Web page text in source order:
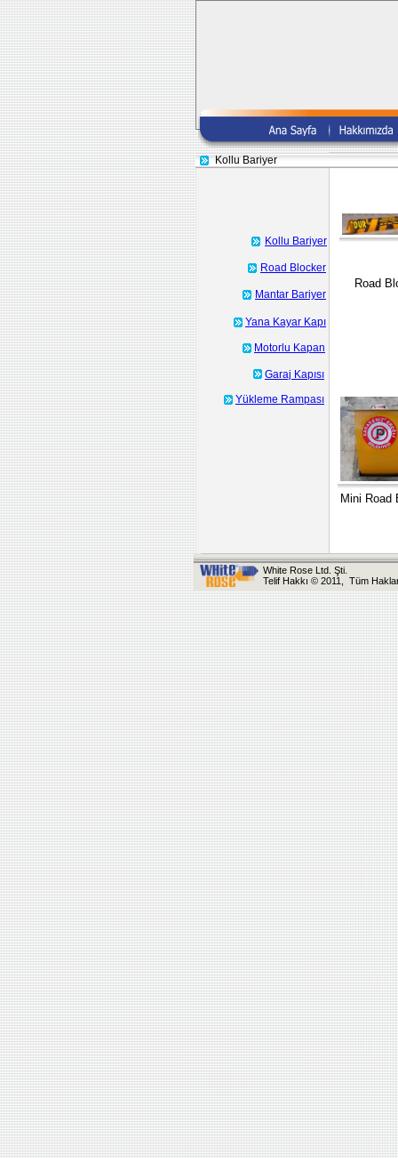
White Rose Ltd. Şti.
Telif Hakkı © 2011, Tüm
Kollu Bariyer
Mini Road
Road
Kollu Bariyer
Road Blocker
Mantar Bariyer
Yana Kayar Kapı
Motorlu Kapan
Garaj Kapısı
Yükleme Rampası